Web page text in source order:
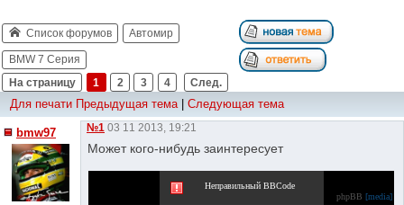
Список форумов Автомир
BMW 7 Серия
На страницу
1 2 3 4 След.
Для печати Предыдущая тема| Следующая тема
bmw97 №1 03 11 2013, 19:21
Может кого-нибудь заинтересует
Неправильный BBCode
phpBB[media]